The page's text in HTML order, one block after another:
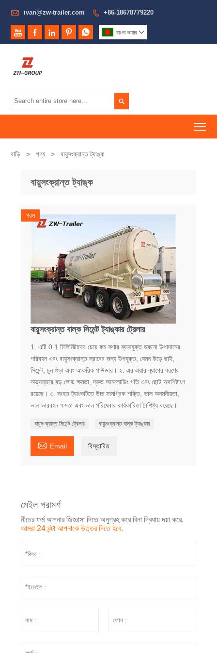
 ivan@zw-trailer.com  +86-18678779220
     বাংলা ভাষার 

বাড়ি > পণ্য > বায়ুসংক্রান্ত ট্যাঙ্ক
বায়ুসংক্রান্ত ট্যাঙ্ক
গরম
বায়ুসংক্রান্ত বাল্ক সিমেন্ট ট্যাঙ্কার ট্রেলার
1. এটি 0.1 মিলিমিটারের চেয়ে কম কণার ব্যাসযুক্ত শুকনো উপাদানের
পরিবহন এবং বায়ুসংক্রান্ত স্রাবের জন্য উপযুক্ত, যেমন উড়ে ছাই,
সিমেন্ট, চুন গুঁড়া এবং আকরিক পাউডার। ২. এর এয়ার ব্যাগের ধরণের
অভ্যন্তরে বড় লোড ক্ষমতা, দ্রুত আনলোডিং গতি এবং ছোট অবশিষ্টাংশ
রয়েছে। ৩. সংহত ট্যাংকটিতে উচ্চ সামগ্রিক শক্তি, ভাল অনমনীয়তা,
ভাল ভারবহন ক্ষমতা এবং ভাল পরিষেবার কার্যকারিতা বৈশিষ্ট্য রয়েছে।
বায়ুসংক্রান্ত সিমেন্ট ট্রেলার বায়ুসংক্রান্ত বাল্ক ট্যাঙ্কার
 Email বিস্তারিত
মেইল পরামর্শ
নীচের ফর্ম আপনার জিজ্ঞাসা দিতে অনুগ্রহ করে বিনা দ্বিধায় দয়া করে.
আমরা 24 ঘন্টা আপনাকে উত্তর দিতে হবে.